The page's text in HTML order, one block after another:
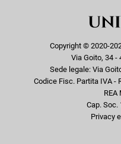
Copyright © 2020-
Via Goito, 34 -
Sede legale: Via
Codice Fisc. Partita IVA -
REA
Cap. Soc.
Privacy